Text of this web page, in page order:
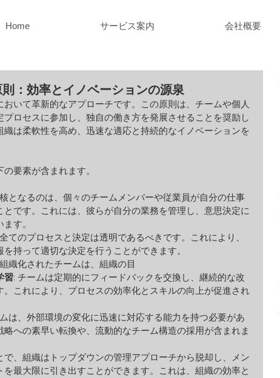
Home サービス案内 会社概要
：効率とイノベーションの源泉
いて革新的なアプローチです。この原則は、チームや個人
ロセスに参加し、独自の働き方を発展させることを奨励し
織は柔軟性を高め、迅速な適応と持続的なイノベーションを
要素が含まれます。
となるのは、個々のチームメンバーや従業員が自分の仕事
です。これには、彼らが自分の業務を管理し、意思決定に
す。
てのプロセスと決定は透明であるべきです。これにより、
持って適切な決定を行うことができます。
織化されたチームは、組織の目
習: チームは定期的にフィードバックを交換し、継続的な改
これにより、プロセスの効率化とスキルの向上が促進され
は、外部環境の変化に迅速に対応する能力を持つ必要があ
略への素早い転換や、流動的なチーム構造の採用が含まれま
、組織はトップダウンの管理アプローチから脱却し、メン
最大限に引き出すことができます。これは、組織の効率と